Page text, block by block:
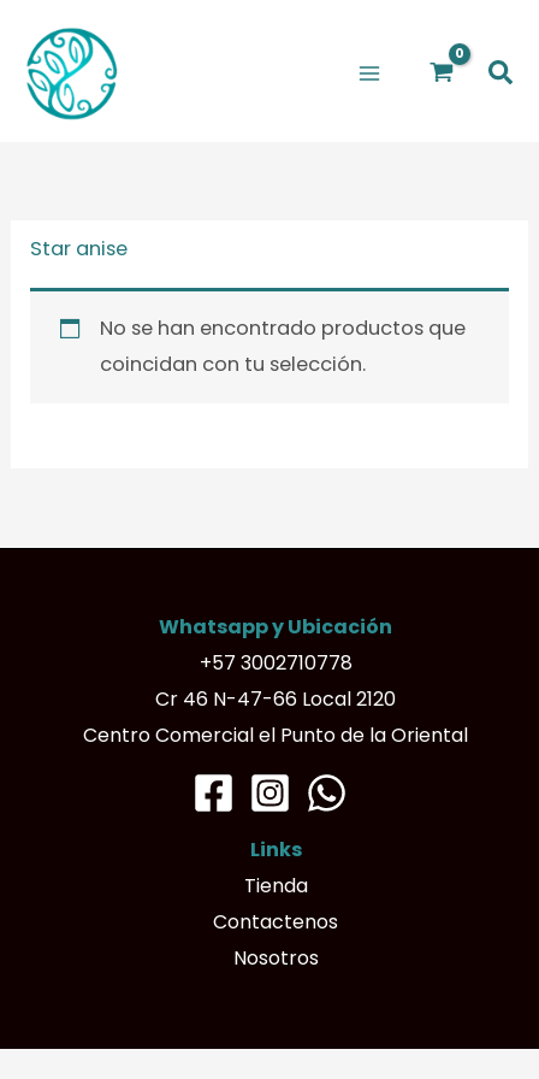
contenido
Star anise
No se han encontrado productos que
coincidan con tu selección.
Whatsapp y Ubicación
+57 3002710778
Cr 46 N-47-66 Local 2120
Centro Comercial el Punto de la Oriental
Links
Tienda
Contactenos
Nosotros